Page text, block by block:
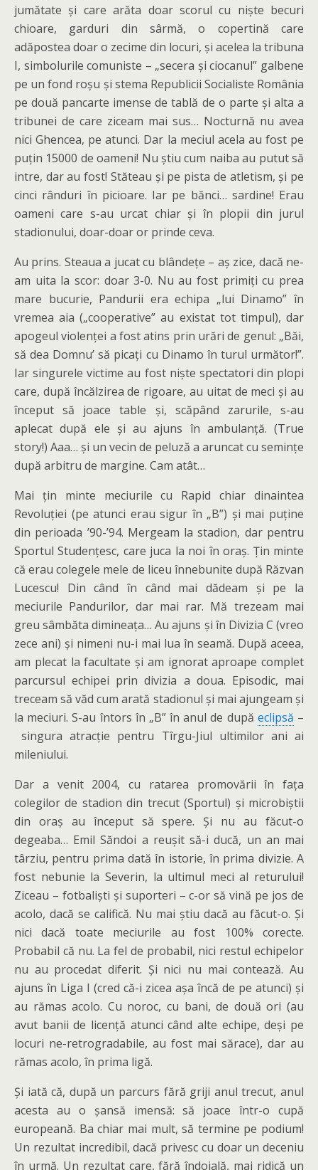
jumătate și care arăta doar scorul cu niște becuri
chioare, garduri din sârmă, o copertină care
adăpostea doar o zecime din locuri, și acelea la tribuna
I, simbolurile comuniste – „secera și ciocanul” galbene
pe un fond roșu și stema Republicii Socialiste România
pe două pancarte imense de tablă de o parte și alta a
tribunei de care ziceam mai sus… Nocturnă nu avea
nici Ghencea, pe atunci. Dar la meciul acela au fost pe
puțin 15000 de oameni! Nu știu cum naiba au putut să
intre, dar au fost! Stăteau și pe pista de atletism, și pe
cinci rânduri în picioare. Iar pe bănci… sardine! Erau
oameni care s-au urcat chiar și în plopii din jurul
stadionului, doar-doar or prinde ceva.
Au prins. Steaua a jucat cu blândețe – aș zice, dacă ne-
am uita la scor: doar 3-0. Nu au fost primiți cu prea
mare bucurie, Pandurii era echipa „lui Dinamo” în
vremea aia („cooperative” au existat tot timpul), dar
apogeul violenței a fost atins prin urări de genul: „Băi,
să dea Domnu’ să picați cu Dinamo în turul următor!”.
Iar singurele victime au fost niște spectatori din plopi
care, după încălzirea de rigoare, au uitat de meci și au
început să joace table și, scăpând zarurile, s-au
aplecat după ele și au ajuns în ambulanță. (True
story!) Aaa… și un vecin de peluză a aruncat cu semințe
după arbitru de margine. Cam atât…
Mai țin minte meciurile cu Rapid chiar dinaintea
Revoluției (pe atunci erau sigur în „B”) și mai puține
din perioada ’90-’94. Mergeam la stadion, dar pentru
Sportul Studențesc, care juca la noi în oraș. Țin minte
că erau colegele mele de liceu înnebunite după Răzvan
Lucescu! Din când în când mai dădeam și pe la
meciurile Pandurilor, dar mai rar. Mă trezeam mai
greu sâmbăta dimineața… Au ajuns și în Divizia C (vreo
zece ani) și nimeni nu-i mai lua în seamă. După aceea,
am plecat la facultate și am ignorat aproape complet
parcursul echipei prin divizia a doua. Episodic, mai
treceam să văd cum arată stadionul și mai ajungeam și
la meciuri. S-au întors în „B” în anul de după eclipsă –
singura atracție pentru Tîrgu-Jiul ultimilor ani ai
mileniului.
Dar a venit 2004, cu ratarea promovării în fața
colegilor de stadion din trecut (Sportul) și microbiștii
din oraș au început să spere. Și nu au făcut-o
degeaba… Emil Săndoi a reușit să-i ducă, un an mai
târziu, pentru prima dată în istorie, în prima divizie. A
fost nebunie la Severin, la ultimul meci al returului!
Ziceau – fotbaliști și suporteri – c-or să vină pe jos de
acolo, dacă se califică. Nu mai știu dacă au făcut-o. Și
nici dacă toate meciurile au fost 100% corecte.
Probabil că nu. La fel de probabil, nici restul echipelor
nu au procedat diferit. Și nici nu mai contează. Au
ajuns în Liga I (cred că-i zicea așa încă de pe atunci) și
au rămas acolo. Cu noroc, cu bani, de două ori (au
avut banii de licență atunci când alte echipe, deși pe
locuri ne-retrogradabile, au fost mai sărace), dar au
rămas acolo, în prima ligă.
Și iată că, după un parcurs fără griji anul trecut, anul
acesta au o șansă imensă: să joace într-o cupă
europeană. Ba chiar mai mult, să termine pe podium!
Un rezultat incredibil, dacă privesc cu doar un deceniu
în urmă. Un rezultat care, fără îndoială, mai ridică un